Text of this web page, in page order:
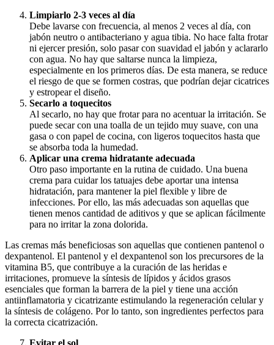
Limpiarlo 2-3 veces al día
Debe lavarse con frecuencia, al menos 2 veces al día, con
jabón neutro o antibacteriano y agua tibia. No hace falta frotar
ni ejercer presión, solo pasar con suavidad el jabón y aclararlo
con agua. No hay que saltarse nunca la limpieza,
especialmente en los primeros días. De esta manera, se reduce
el riesgo de que se formen costras, que podrían dejar cicatrices
y estropear el diseño.
Secarlo a toquecitos
Al secarlo, no hay que frotar para no acentuar la irritación. Se
puede secar con una toalla de un tejido muy suave, con una
gasa o con papel de cocina, con ligeros toquecitos hasta que
se absorba toda la humedad.
Aplicar una crema hidratante adecuada
Otro paso importante en la rutina de cuidado. Una buena
crema para cuidar los tatuajes debe aportar una intensa
hidratación, para mantener la piel flexible y libre de
infecciones. Por ello, las más adecuadas son aquellas que
tienen menos cantidad de aditivos y que se aplican fácilmente
para no irritar la zona dolorida.
Las cremas más beneficiosas son aquellas que contienen pantenol o
dexpantenol. El pantenol y el dexpantenol son los precursores de la
vitamina B5, que contribuye a la curación de las heridas e
irritaciones, promueve la síntesis de lípidos y ácidos grasos
esenciales que forman la barrera de la piel y tiene una acción
antiinflamatoria y cicatrizante estimulando la regeneración celular y
la síntesis de colágeno. Por lo tanto, son ingredientes perfectos para
la correcta cicatrización.
Evitar el sol